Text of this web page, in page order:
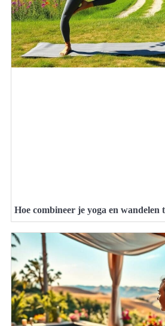
Hoe combineer je yoga en wandelen